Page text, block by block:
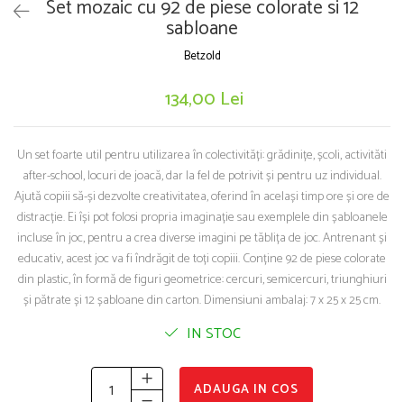
Instrumente si accesorii pentru pictura
Lipici si adezivi
Suport pentru decor
Modelaj
Pictura pe numere
Sarma plusata
Seturi de creatie
Tablouri diamonds
copii
Jocuri de societate pentru copii
Jocuri pentru stimularea senzoriala
Stimulare auditiva
Stimulare olfactiva si gustativa
Stimulare tactila
Stimulare vizuala
Seturi si jocuri magnetice
Set mozaic cu 92 de piese colorate si 12
sabloane
Betzold
134,00 Lei
Un set foarte util pentru utilizarea în colectivități: grădinițe, școli, activităti
after-school, locuri de joacă, dar la fel de potrivit și pentru uz individual.
Ajută copiii să-și dezvolte creativitatea, oferind în același timp ore și ore de
distracție. Ei își pot folosi propria imaginație sau exemplele din șabloanele
incluse în joc, pentru a crea diverse imagini pe tăblița de joc. Antrenant și
educativ, acest joc va fi îndrăgit de toți copiii. Conține 92 de piese colorate
din plastic, în formă de figuri geometrice: cercuri, semicercuri, triunghiuri
și pătrate și 12 șabloane din carton. Dimensiuni ambalaj: 7 x 25 x 25 cm.
IN STOC
ADAUGA IN COS